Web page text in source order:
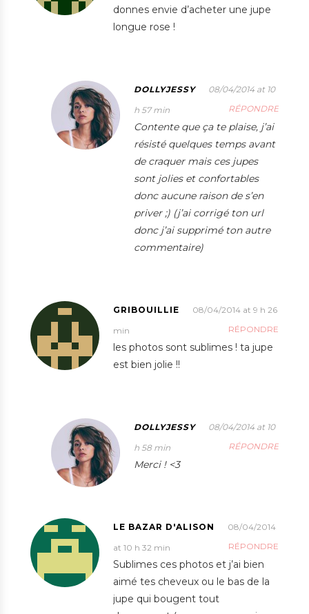
donnes envie d’acheter une jupe
longue rose !
DOLLYJESSY
08/04/2014 at 10
h 57 min
RÉPONDRE
Contente que ça te plaise, j’ai
résisté quelques temps avant
de craquer mais ces jupes
sont jolies et confortables
donc aucune raison de s’en
priver ;) (j’ai corrigé ton url
donc j’ai supprimé ton autre
commentaire)
GRIBOUILLIE
08/04/2014 at 9 h 26
min
RÉPONDRE
les photos sont sublimes ! ta jupe
est bien jolie !!
DOLLYJESSY
08/04/2014 at 10
h 58 min
RÉPONDRE
Merci ! <3
LE BAZAR D'ALISON
08/04/2014
at 10 h 32 min
RÉPONDRE
Sublimes ces photos et j’ai bien
aimé tes cheveux ou le bas de la
jupe qui bougent tout